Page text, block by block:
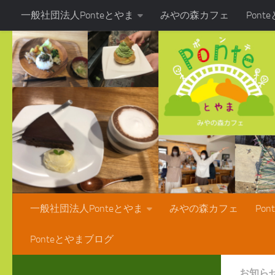
コンテンツへスキップ
一般社団法人Ponteとやま みやの森カフェ Ponte
Ponteとやまブログ
一般社団法人Ponteとやま みやの森カフェ
Ponteとやまブログ
お知ら